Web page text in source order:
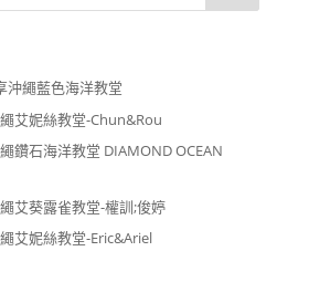
沖繩藍色海洋教堂
艾妮絲教堂-Chun&Rou
鑽石海洋教堂 DIAMOND OCEAN
艾葵露雀教堂-權訓;俊婷
艾妮絲教堂-Eric&Ariel